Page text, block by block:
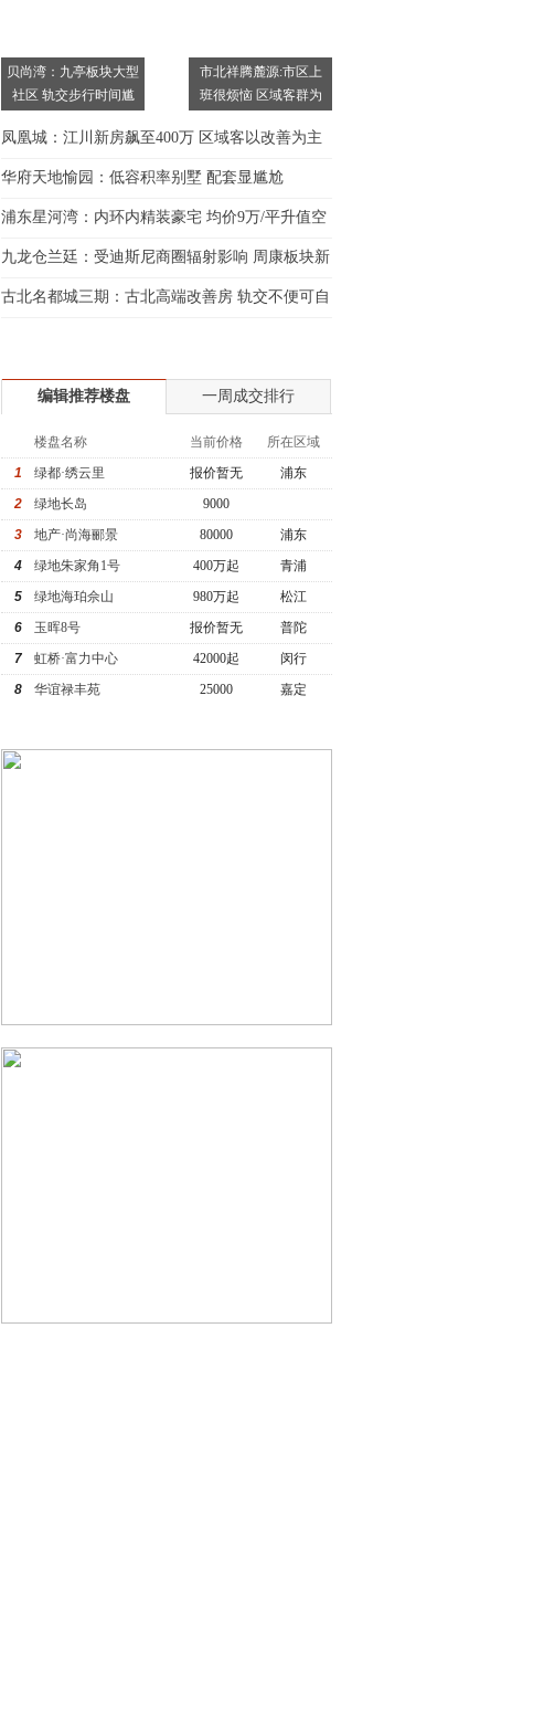
贝尚湾：九亭板块大型
社区 轨交步行时间尴
市北祥腾麓源:市区上
班很烦恼 区域客群为
凤凰城：江川新房飙至400万 区域客以改善为主
华府天地愉园：低容积率别墅 配套显尴尬
浦东星河湾：内环内精装豪宅 均价9万/平升值空
间大
九龙仓兰廷：受迪斯尼商圈辐射影响 周康板块新
房看
古北名都城三期：古北高端改善房 轨交不便可自
编辑推荐楼盘 一周成交排行
楼盘名称 当前价格
所在区域
1
绿都·绣云里 报价暂无
浦东
2
绿地长岛
9000
3
地产·尚海郦景 80000
浦东
4
绿地朱家角1号 400万起
青浦
5
绿地海珀佘山 980万起
松江
6
玉晖8号 报价暂无
普陀
7
虹桥·富力中心 42000起
闵行
8
华谊禄丰苑 25000 嘉定